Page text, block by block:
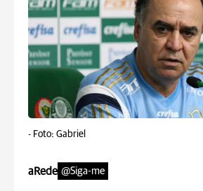
- Foto: Gabriel
aRede @Siga-me